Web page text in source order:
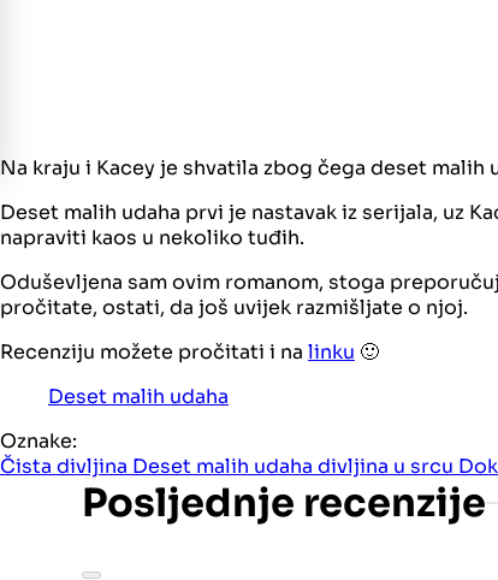
Na kraju i Kacey je shvatila zbog čega deset
Deset malih udaha prvi je nastavak iz serijala, uz
napraviti kaos u nekoliko tuđih.
Oduševljena sam ovim romanom, stoga
pročitate, ostati, da još uvijek razmišljate o njoj.
Recenziju možete pročitati i na linku 🙂
Deset malih udaha
Oznake:
Čista divljina Deset malih udaha divljina u srcu
Posljednje recenzije